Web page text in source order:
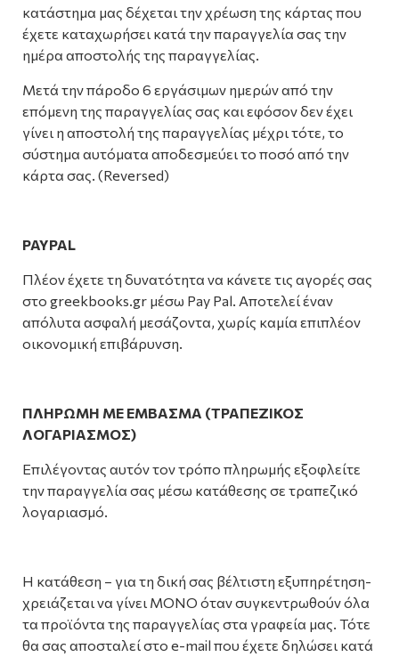
κατάστημα μας δέχεται την χρέωση της κάρτας που
έχετε καταχωρήσει κατά την παραγγελία σας την
ημέρα αποστολής της παραγγελίας.
Μετά την πάροδο 6 εργάσιμων ημερών από την
επόμενη της παραγγελίας σας και εφόσον δεν έχει
γίνει η αποστολή της παραγγελίας μέχρι τότε, το
σύστημα αυτόματα αποδεσμεύει το ποσό από την
κάρτα σας. (Reversed)
PAYPAL
Πλέον έχετε τη δυνατότητα να κάνετε τις αγορές σας
στο greekbooks.gr μέσω Pay Pal. Aποτελεί έναν
απόλυτα ασφαλή μεσάζοντα, χωρίς καμία επιπλέον
οικονομική επιβάρυνση.
ΠΛΗΡΩΜΗ ΜΕ ΕΜΒΑΣΜΑ (ΤΡΑΠΕΖΙΚΟΣ
ΛΟΓΑΡΙΑΣΜΟΣ)
Επιλέγοντας αυτόν τον τρόπο πληρωμής εξοφλείτε
την παραγγελία σας μέσω κατάθεσης σε τραπεζικό
λογαριασμό.
Η κατάθεση – για τη δική σας βέλτιστη εξυπηρέτηση-
χρειάζεται να γίνει ΜΟΝΟ όταν συγκεντρωθούν όλα
τα προϊόντα της παραγγελίας στα γραφεία μας. Τότε
θα σας αποσταλεί στο e-mail που έχετε δηλώσει κατά